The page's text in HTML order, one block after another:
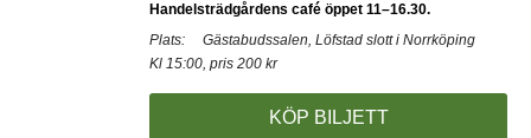
Handelsträdgårdens café öppet 11–16.30.
Plats:
Gästabudssalen, Löfstad slott i Norrköping
Kl 15:00, pris 200 kr
KÖP BILJETT